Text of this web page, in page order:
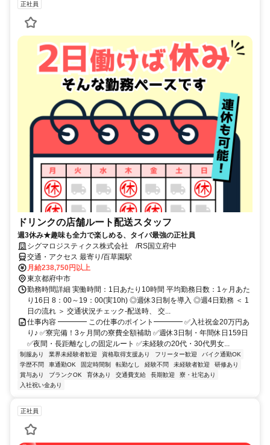
正社員
ドリンクの店舗ルート配送スタッフ
週3休み★趣味も全力で楽しめる、タイパ最強の正社員
シグマロジスティクス株式会社 /RS国立府中
交通・アクセス 最寄り/百草園駅
月給238,750円以上
東京都府中市
勤務時間詳細 実働時間：1日あたり10時間 平均勤務日数：1ヶ月あた
り16日 8：00～19：00(実10h) ◎週休3日制を導入 ◎週4日勤務 ＜ 1
日の流れ ＞ 交通状況チェック-配送時、 交...
仕事内容 ━━━━ この仕事のポイント━━━━ ✅入社祝金20万円あ
り♪ ✅寮完備！3ヶ月間の寮費全額補助 ✅週休3日制・年間休日159日
✅夜間・長距離なしの固定ルート ✅未経験の20代・30代男女...
制服あり 業界未経験者歓迎 資格取得支援あり フリーター歓迎
バイク通勤OK
学歴不問
車通勤OK 固定時間制 転勤なし 経験不問 未経験者歓迎
研修あり
賞与あり
ブランクOK 育休あり 交通費支給 長期歓迎
寮・社宅あり
入社祝い金あり
正社員